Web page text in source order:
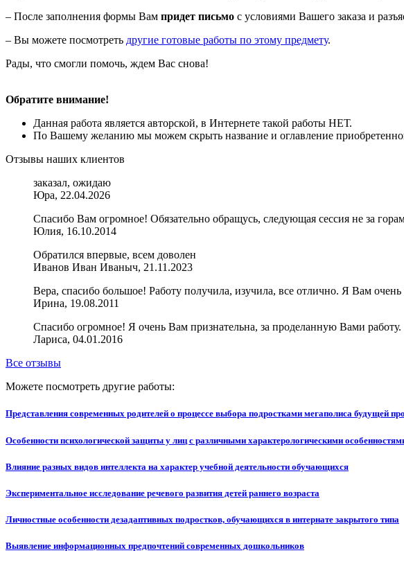
– После заполнения формы Вам придет письмо с условиями Вашего заказа и
– Вы можете посмотреть другие готовые работы по этому предмету.
Рады, что смогли помочь, ждем Вас снова!
Обратите внимание!
Данная работа является авторской, в Интернете такой работы НЕТ.
По Вашему желанию мы можем скрыть название и оглавление
Отзывы наших клиентов
заказал, ожидаю
Юра, 22.04.2026
Спасибо Вам огромное! Обязательно обращусь, следующая сессия не за
Юлия, 16.10.2014
Обратился впервые, всем доволен
Иванов Иван Иваныч, 21.11.2023
Вера, спасибо большое! Работу получила, изучила, все отлично. Я Вам очень
Ирина, 19.08.2011
Спасибо огромное! Я очень Вам признательна, за проделанную Вами
Лариса, 04.01.2016
Все отзывы
Можете посмотреть другие работы:
Представления современных родителей о процессе выбора подростками мегаполиса будущей
Особенности психологической защиты у лиц с различными характерологическими
Влияние разных видов интеллекта на характер учебной деятельности обучающихся
Экспериментальное исследование речевого развития детей раннего возраста
Личностные особенности дезадаптивных подростков, обучающихся в интернате закрытого типа
Выявление информационных предпочтений современных дошкольников